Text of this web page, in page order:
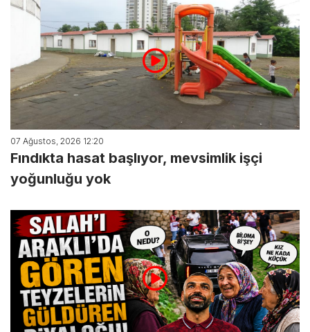
07 Ağustos, 2026 12:20
Fındıkta hasat başlıyor, mevsimlik işçi
yoğunluğu yok